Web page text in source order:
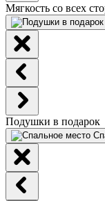
Мягкость со всех
Подушки в подарок